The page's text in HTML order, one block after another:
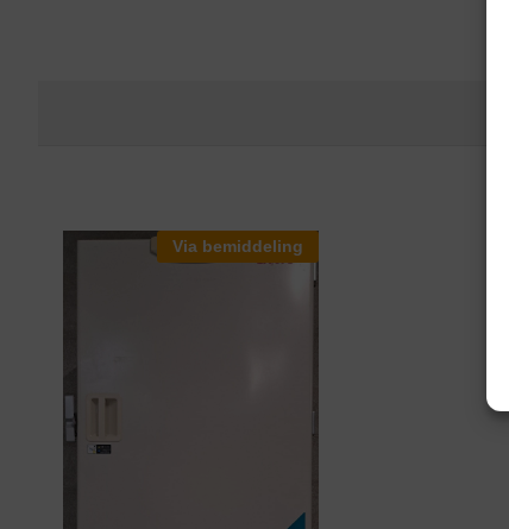
Via bemiddeling